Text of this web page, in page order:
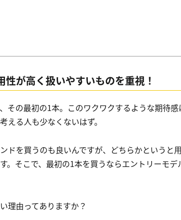
性が高く扱いやすいものを重視！
その最初の1本。このワクワクするような期待
る人も少なくないはず。
ンドを買うのも良いんですが、どちらかというと
。そこで、最初の1本を買うならエントリーモ
理由ってありますか？